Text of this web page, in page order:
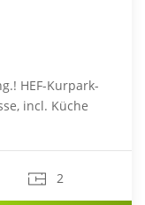
HEF-Kurpark-
incl. Küche
2